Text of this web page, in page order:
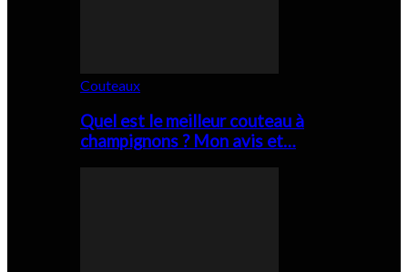
Couteaux
Quel est le meilleur couteau à
champignons ? Mon avis et…